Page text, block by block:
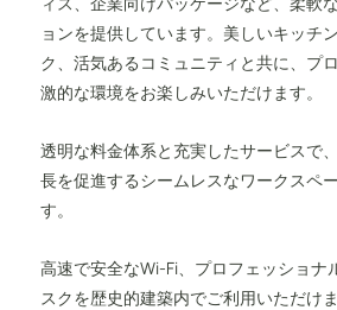
ョンを提供しています。美しいキッチ
ク、活気あるコミュニティと共に、プ
激的な環境をお楽しみいただけます。
透明な料金体系と充実したサービスで
長を促進するシームレスなワークスペ
す。
高速で安全なWi-Fi、プロフェッショナ
スクを歴史的建築内でご利用いただけ